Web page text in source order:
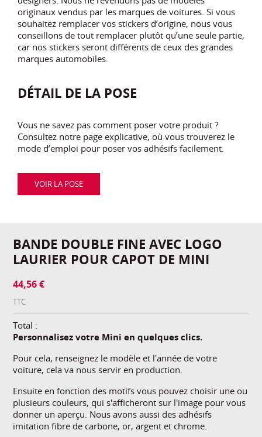
originaux vendus par les marques de voitures. Si vous
souhaitez remplacer vos stickers d’origine, nous vous
conseillons de tout remplacer plutôt qu’une seule partie,
car nos stickers seront différents de ceux des grandes
marques automobiles.
DÉTAIL DE LA POSE
Vous ne savez pas comment poser votre produit ?
Consultez notre page explicative, où vous trouverez le
mode d’emploi pour poser vos adhésifs facilement.
VOIR LA POSE
BANDE DOUBLE FINE AVEC LOGO
LAURIER POUR CAPOT DE MINI
44,56 €
TTC
Total :
Personnalisez votre Mini en quelques clics.
Pour cela, renseignez le modèle et l'année de votre
voiture, cela va nous servir en production.
Ensuite en fonction des motifs vous pouvez choisir une ou
plusieurs couleurs, qui s'afficheront sur l'image pour vous
donner un aperçu. Nous avons aussi des adhésifs
imitation fibre de carbone, or, argent et chrome.